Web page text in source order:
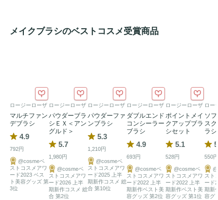
メイクブラシのベストコスメ受賞商品
ロージーローザ
マルチファン
デブラシ
4.9
792円
@cosmeベ
ストコスメアワ
ード2023 ベス
ト美容グッズ 第
3位
ロージーローザ
パウダーブラ
シＥＸ＜アン
グルド＞
5.7
1,980円
@cosmeベ
ストコスメアワ
ード2026 上半
期新作コスメ 総
合 第2位
ロージーローザ
パウダーファ
ンブラシ
5.3
1,210円
@cosmeベ
ストコスメアワ
ード2025 上半
期新作コスメ 総
合 第10位
ロージーローザ
ダブルエンド
コンシーラー
ブラシ
4.9
693円
@cosmeベ
ストコスメアワ
ード2022 上半
期新作ベスト美
容グッズ 第2位
ロージーローザ
ポイントメイ
クアップブラ
シセット
5.1
528円
@cosmeベ
ストコスメアワ
ード2022 上半
期新作ベスト美
容グッズ 第1位
ロー
ソ
ス
ラシ
550円
スト
ード
期新
容グ